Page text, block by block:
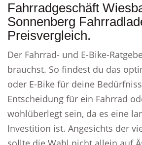
Fahrradgeschäft
Sonnenberg
Preisvergleich.
Der Fahrrad- und E-Bike-
brauchst. So findest du das
oder E-Bike für deine
Entscheidung für ein Fahrrad
wohlüberlegt sein, da es eine
Investition ist. Angesichts der